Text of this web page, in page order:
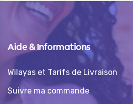
Aide & Informations
Wilayas et Tarifs de Livraison
Suivre ma commande